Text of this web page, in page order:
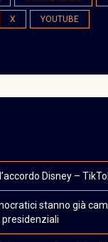
X YOUTUBE
Disney –
stanno già